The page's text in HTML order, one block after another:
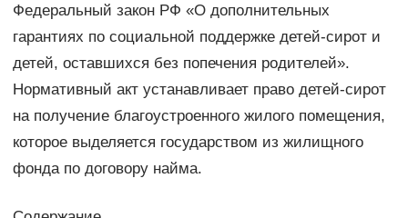
Федеральный закон РФ «О дополнительных
гарантиях по социальной поддержке детей-сирот и
детей, оставшихся без попечения родителей».
Нормативный акт устанавливает право детей-сирот
на получение благоустроенного жилого помещения,
которое выделяется государством из жилищного
фонда по договору найма.